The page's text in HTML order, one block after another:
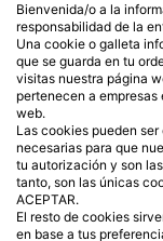
INICIO
Bienvenida/o a la
responsabilidad de la
Una cookie o galleta
que se guarda en tu
visitas nuestra página
pertenecen a
web.
Las cookies pueden
necesarias para que
tu autorización y son
tanto, son las únicas
ACEPTAR.
El resto de cookies
en base a tus